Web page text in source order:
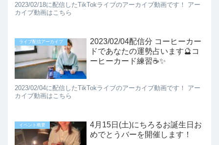
2023/02/18に配信したTikTokライブのアーカイブ動画です！ アー
カイブ動画はこちら
ライブ配信アーカイブ
2023/02/04配信分 コーヒーカー
ドであなたの運勢占います🔮コ
ーヒーカード練習☕✨️
2023/02/04に配信したTikTokライブのアーカイブ動画です！ アー
カイブ動画はこちら
イベント概要
4月15日(土)にちろるお誕生日お
めでとうバーを開催します！